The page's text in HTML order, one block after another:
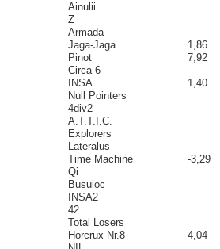
Ainulii
Z
Armada
Jaga-Jaga
1,86
Pinot
7,92
Circa 6
INSA
1,40
Null Pointers
4div2
A.T.T.I.C.
Explorers
Lateralus
Time Machine
-3,29
Qi
Busuioc
INSA2
42
Total Losers
Horcrux Nr.8
4,04